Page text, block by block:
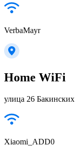
VerbaMayr
Home WiFi
улица 26
Xiaomi_ADD0